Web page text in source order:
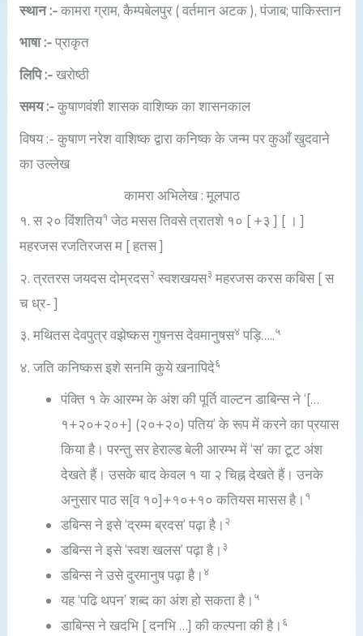
स्थान :-कामरा ग्राम, कैम्पबेलपुर ( वर्तमान अटक ), पंजाब; पाकिस्तान
भाषा :-प्राकृत
लिपि :-खरोष्ठी
समय :-कुषाणवंशी शासक वाशिष्क का शासनकाल
विषय :-कुषाण नरेश वाशिष्क द्वारा कनिष्क के जन्म पर कुआँ खुदवाने
का उल्लेख
कामरा अभिलेख : मूलपाठ
१. स २० विंशतिय१ जेठ मसस तिवसे त्रातशे १० [ +३ ] [ । ]
महरजस रजतिरजस म [ हतस ]
२. त्रतरस जयदस दोम्रदस२ स्वशखयस३ महरजस करस कबिस [ स
च ध्र- ]
३. मथितस देवपुत्र वझेष्कस गुषनस देवमानुषस४ पड़ि…..५
४. जति कनिष्कस इशे सनमि कुये खनापिदे६
पंक्ति १ के आरम्भ के अंश की पूर्ति वाल्टन डाबिन्स ने ‘[…
१+२०+२०+] (२०+२०) पतिय’ के रूप में करने का प्रयास
किया है। परन्तु सर हेराल्ड बेली आरम्भ में ‘स’ का टूट अंश
देखते हैं। उसके बाद केवल १ या २ चिह्न देखते हैं। उनके
अनुसार पाठ स[व १०]+१०+१० कतियस मासस है। १
डबिन्स ने इसे ‘द्रम्म ब्रदस’ पढ़ा है। २
डबिन्स ने इसे ‘स्वश खलस’ पढ़ा है। ३
डबिन्स ने उसे दुरमानुष पढ़ा है। ४
यह ‘पढि थपन’ शब्द का अंश हो सकता है। ५
डाबिन्स ने खदभि [ दनभि …] की कल्पना की है। ६